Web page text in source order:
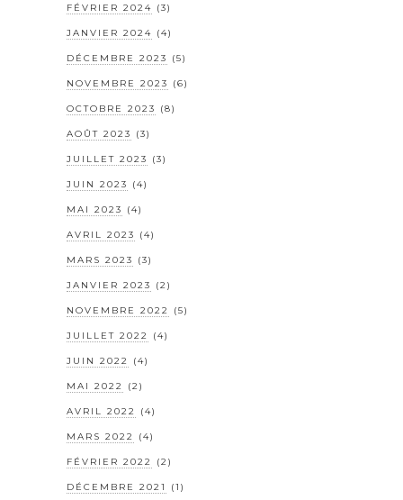
FÉVRIER 2024 (3)
JANVIER 2024 (4)
DÉCEMBRE 2023 (5)
NOVEMBRE 2023 (6)
OCTOBRE 2023 (8)
AOÛT 2023 (3)
JUILLET 2023 (3)
JUIN 2023 (4)
MAI 2023 (4)
AVRIL 2023 (4)
MARS 2023 (3)
JANVIER 2023 (2)
NOVEMBRE 2022 (5)
JUILLET 2022 (4)
JUIN 2022 (4)
MAI 2022 (2)
AVRIL 2022 (4)
MARS 2022 (4)
FÉVRIER 2022 (2)
DÉCEMBRE 2021 (1)